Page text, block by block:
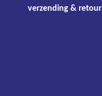
verzending & retour